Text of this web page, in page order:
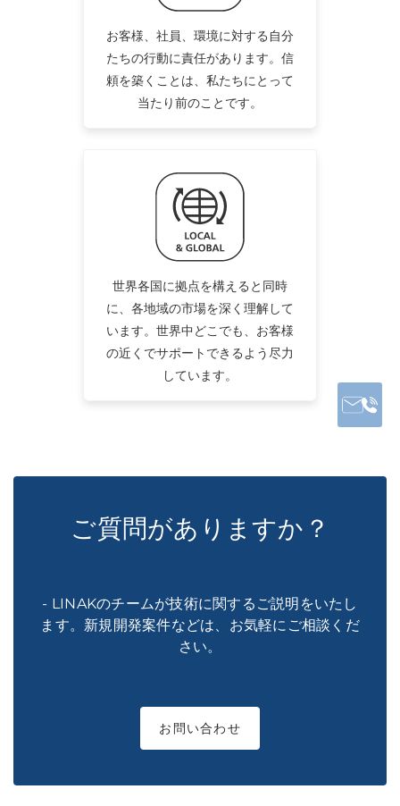
お客様、社員、環境に対する自分
たちの行動に責任があります。信
頼を築くことは、私たちにとって
当たり前のことです。
世界各国に拠点を構えると同時
に、各地域の市場を深く理解して
います。世界中どこでも、お客様
の近くでサポートできるよう尽力
しています。
ご質問がありますか？
- LINAKのチームが技術に関するご説明をいたし
ます。新規開発案件などは、お気軽にご相談くだ
さい。
お問い合わせ